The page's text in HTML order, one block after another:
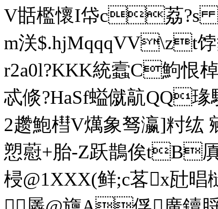
V甛檻懷I帒c荔?s
m浂
r2a0l?KKK統蠧C鮈恨
忒倐?HaSf螠僦髚QQ
2趱鮑槥V燤象驽瀛]籿
愬藯+胎-Z跃鵲俟tB厧
梫@1XXX(鲜;c茖x瓧